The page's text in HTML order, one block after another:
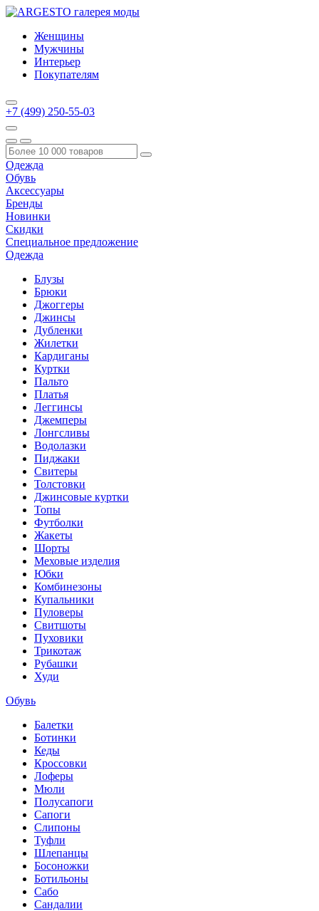
Женщины
Мужчины
Интерьер
Покупателям
+7 (499) 250-55-03
Одежда
Обувь
Аксессуары
Бренды
Новинки
Скидки
Специальное предложение
Одежда
Блузы
Брюки
Джоггеры
Джинсы
Дубленки
Жилетки
Кардиганы
Куртки
Пальто
Платья
Леггинсы
Джемперы
Лонгсливы
Водолазки
Пиджаки
Свитеры
Толстовки
Джинсовые куртки
Топы
Футболки
Жакеты
Шорты
Меховые изделия
Юбки
Комбинезоны
Купальники
Пуловеры
Свитшоты
Пуховики
Трикотаж
Рубашки
Худи
Обувь
Балетки
Ботинки
Кеды
Кроссовки
Лоферы
Мюли
Полусапоги
Сапоги
Слипоны
Туфли
Шлепанцы
Босоножки
Ботильоны
Сабо
Сандалии